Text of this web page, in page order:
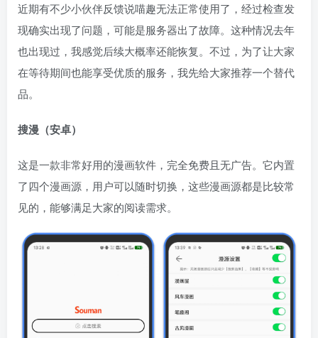
近期有不少小伙伴反馈说喵趣无法正常使用了，经过检查发
现确实出现了问题，可能是服务器出了故障。这种情况去年
也出现过，我感觉后续大概率还能恢复。不过，为了让大家
在等待期间也能享受优质的服务，我先给大家推荐一个替代
品。
搜漫（安卓）
这是一款非常好用的漫画软件，完全免费且无广告。它内置
了四个漫画源，用户可以随时切换，这些漫画源都是比较常
见的，能够满足大家的阅读需求。